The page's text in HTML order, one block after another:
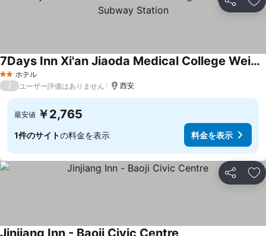
シェア お
2 ホテルのランク
ホテル
7Days Inn Xi'an Jiaoda Medical College Weiyi Street Subway Station
料金を表示
/ ユーザー評価はありません 西安
最安値 ￥2,765
1件のサイトの料金を表示 料金を表示
シェア お
Jinjiang Inn - Baoji Civic Centre